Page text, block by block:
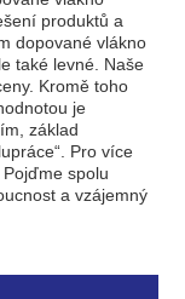
produktů a
dopované vlákno
také levné. Naše
Kromě toho
je
základ
Pro více
spolu
a vzájemný